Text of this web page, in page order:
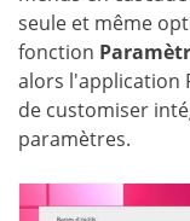
seule et même
fonction
alors l'application
de customiser
paramètres.